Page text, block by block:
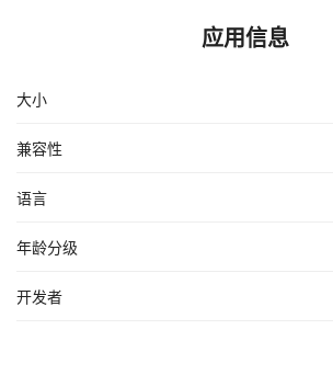
应用信息
大小
兼容性
语言
年龄分级
开发者